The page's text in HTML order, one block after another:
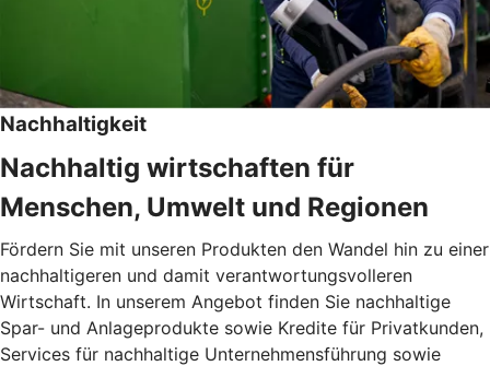
Nachhaltigkeit
Nachhaltig wirtschaften für
Menschen, Umwelt und Regionen
Fördern Sie mit unseren Produkten den Wandel hin zu einer
nachhaltigeren und damit verantwortungsvolleren
Wirtschaft. In unserem Angebot finden Sie nachhaltige
Spar- und Anlageprodukte sowie Kredite für Privatkunden,
Services für nachhaltige Unternehmensführung sowie